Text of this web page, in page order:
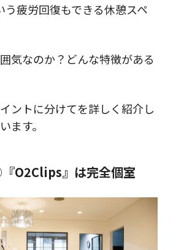
う疲労回復もできる休憩スペ
気なのか？どんな特徴がある
ントに分けてを詳しく紹介し
ます。
O2Clips』は完全個室